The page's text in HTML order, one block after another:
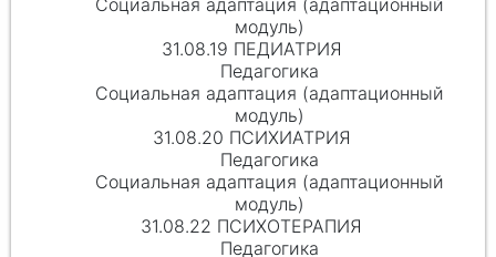
Социальная адаптация (адаптационный
модуль)
31.08.19 ПЕДИАТРИЯ
Педагогика
Социальная адаптация (адаптационный
модуль)
31.08.20 ПСИХИАТРИЯ
Педагогика
Социальная адаптация (адаптационный
модуль)
31.08.22 ПСИХОТЕРАПИЯ
Педагогика